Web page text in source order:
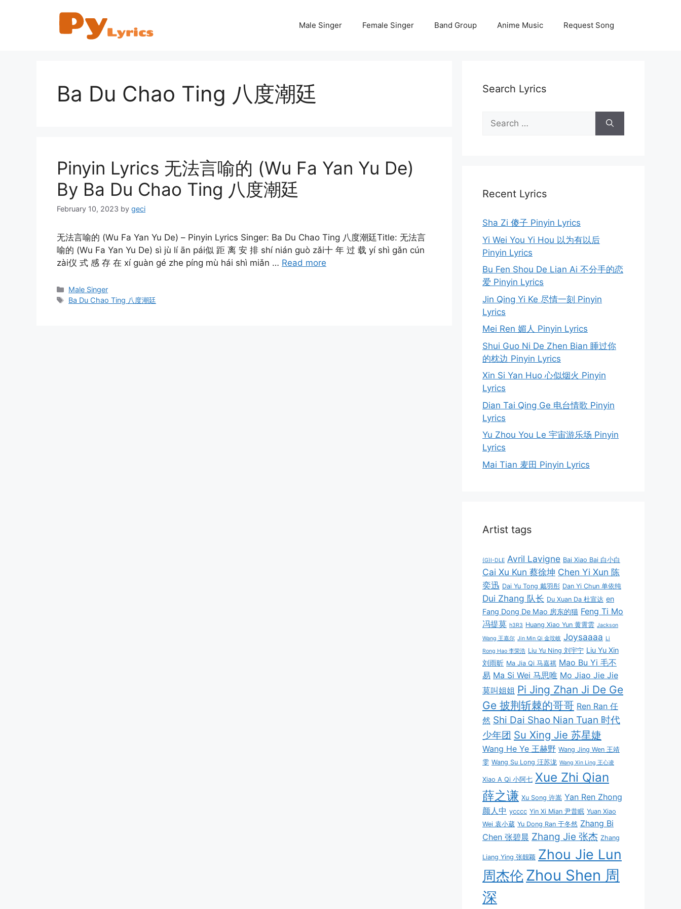
Male Singer Female Singer Band Group Anime Music Request Song
Ba Du Chao Ting 八度潮廷
Pinyin Lyrics 无法言喻的 (Wu Fa Yan Yu De)
By Ba Du Chao Ting 八度潮廷
February 10, 2023 by geci
无法言喻的 (Wu Fa Yan Yu De) – Pinyin Lyrics Singer: Ba Du Chao Ting 八度潮廷Title: 无法言
喻的 (Wu Fa Yan Yu De) sì jù lí ān pái似 距 离 安 排 shí nián guò zǎi十 年 过 载 yí shì gǎn cún
zài仪 式 感 存 在 xí guàn gé zhe píng mù hái shì miǎn … Read more
Categories
Male Singer
Tags
Ba Du Chao Ting 八度潮廷
Search Lyrics
Search
for:
Recent Lyrics
Sha Zi 傻子 Pinyin Lyrics
Yi Wei You Yi Hou 以为有以后
Pinyin Lyrics
Bu Fen Shou De Lian Ai 不分手的恋
爱 Pinyin Lyrics
Jin Qing Yi Ke 尽情一刻 Pinyin
Lyrics
Mei Ren 媚人 Pinyin Lyrics
Shui Guo Ni De Zhen Bian 睡过你
的枕边 Pinyin Lyrics
Xin Si Yan Huo 心似烟火 Pinyin
Lyrics
Dian Tai Qing Ge 电台情歌 Pinyin
Lyrics
Yu Zhou You Le 宇宙游乐场 Pinyin
Lyrics
Mai Tian 麦田 Pinyin Lyrics
Artist tags
(G)I-DLE Avril Lavigne Bai Xiao Bai 白小白
Cai Xu Kun 蔡徐坤 Chen Yi Xun 陈
奕迅 Dai Yu Tong 戴羽彤 Dan Yi Chun 单依纯
Dui Zhang 队长 Du Xuan Da 杜宣达 en
Fang Dong De Mao 房东的猫 Feng Ti Mo
冯提莫 h3R3 Huang Xiao Yun 黄霄雲 Jackson
Wang 王嘉尔 Jin Min Qi 金玟岐 Joysaaaa Li
Rong Hao 李荣浩 Liu Yu Ning 刘宇宁 Liu Yu Xin
刘雨昕 Ma Jia Qi 马嘉祺 Mao Bu Yi 毛不
易 Ma Si Wei 马思唯 Mo Jiao Jie Jie
莫叫姐姐 Pi Jing Zhan Ji De Ge
Ge 披荆斩棘的哥哥 Ren Ran 任
然 Shi Dai Shao Nian Tuan 时代
少年团 Su Xing Jie 苏星婕
Wang He Ye 王赫野 Wang Jing Wen 王靖
雯 Wang Su Long 汪苏泷 Wang Xin Ling 王心凌
Xiao A Qi 小阿七 Xue Zhi Qian
薛之谦 Xu Song 许嵩 Yan Ren Zhong
颜人中 ycccc Yin Xi Mian 尹昔眠 Yuan Xiao
Wei 袁小葳 Yu Dong Ran 于冬然 Zhang Bi
Chen 张碧晨 Zhang Jie 张杰 Zhang
Liang Ying 张靓颖 Zhou Jie Lun
周杰伦Zhou Shen 周
深